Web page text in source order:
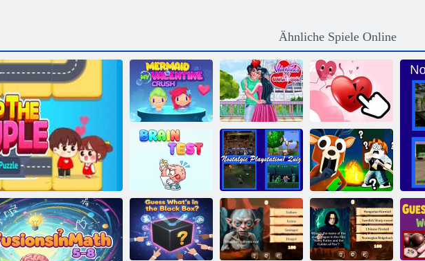
Ähnliche Spiele Online
Meerjungfrau
Mein Valentine
Crush
Valentinstag
Paar Ziel
Liebesklicker:
Valentinstag
Gehirntest
Nostalgisches
Playstation1-
Quiz
Kinderquiz: 99
Nächte im Wald